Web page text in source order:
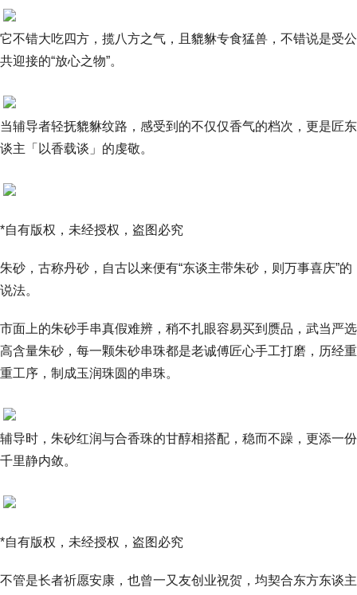
它不错大吃四方，揽八方之气，且貔貅专食猛兽，不错说是受公
共迎接的“放心之物”。
当辅导者轻抚貔貅纹路，感受到的不仅仅香气的档次，更是匠东
谈主「以香载谈」的虔敬。
*自有版权，未经授权，盗图必究
朱砂，古称丹砂，自古以来便有“东谈主带朱砂，则万事喜庆”的
说法。
市面上的朱砂手串真假难辨，稍不扎眼容易买到赝品，武当严选
高含量朱砂，每一颗朱砂串珠都是老诚傅匠心手工打磨，历经重
重工序，制成玉润珠圆的串珠。
辅导时，朱砂红润与合香珠的甘醇相搭配，稳而不躁，更添一份
千里静内敛。
*自有版权，未经授权，盗图必究
不管是长者祈愿安康，也曾一又友创业祝贺，均契合东方东谈主